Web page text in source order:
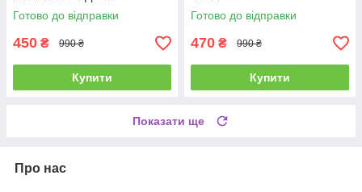
Готово до відправки
450 ₴ 990 ₴
Купити
Готово до відправки
470 ₴ 990 ₴
Купити
Показати ще
Про нас